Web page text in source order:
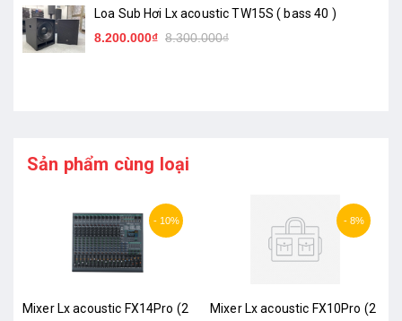
Loa Sub Hơi Lx acoustic TW15S ( bass 40 )
8.200.000₫ 8.300.000₫
Sản phẩm cùng loại
- 10%
Mixer Lx acoustic FX14Pro (2
- 8%
Mixer Lx acoustic FX10Pro (2